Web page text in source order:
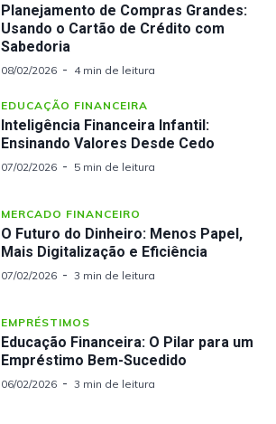
Planejamento de Compras Grandes:
Usando o Cartão de Crédito com
Sabedoria
08/02/2026 4 min de leitura
EDUCAÇÃO FINANCEIRA
Inteligência Financeira Infantil:
Ensinando Valores Desde Cedo
07/02/2026 5 min de leitura
MERCADO FINANCEIRO
O Futuro do Dinheiro: Menos Papel,
Mais Digitalização e Eficiência
07/02/2026 3 min de leitura
EMPRÉSTIMOS
Educação Financeira: O Pilar para um
Empréstimo Bem-Sucedido
06/02/2026 3 min de leitura